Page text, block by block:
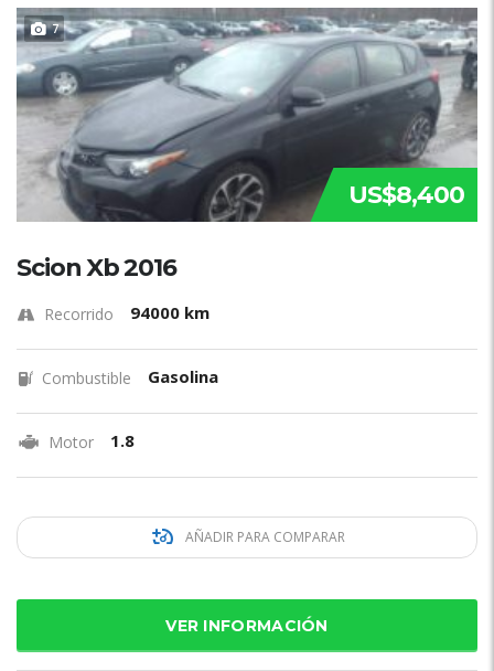
7
US$8,400
Scion Xb 2016
Recorrido 94000 km
Combustible Gasolina
Motor 1.8
AÑADIR PARA COMPARAR
VER INFORMACIÓN